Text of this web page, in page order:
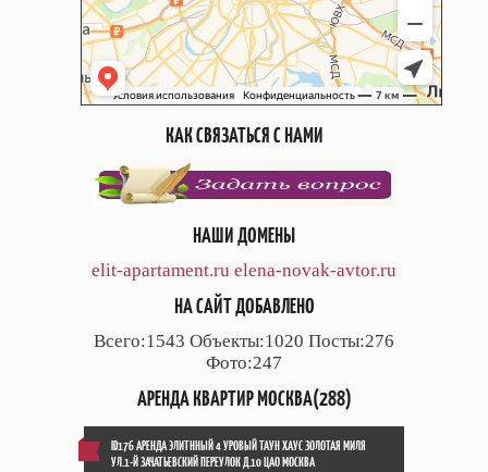
КАК СВЯЗАТЬСЯ С НАМИ
НАШИ ДОМЕНЫ
elit-apartament.ru elena-novak-avtor.ru
НА САЙТ ДОБАВЛЕНО
Всего:1543 Объекты:1020 Посты:276
Фото:247
АРЕНДА КВАРТИР МОСКВА(288)
ID176 АРЕНДА ЭЛИТННЫЙ 4 УРОВЫЙ ТАУН ХАУС ЗОЛОТАЯ МИЛЯ
УЛ.1-Й ЗАЧАТЬЕВСКИЙ ПЕРЕУЛОК Д.10 ЦАО МОСКВА